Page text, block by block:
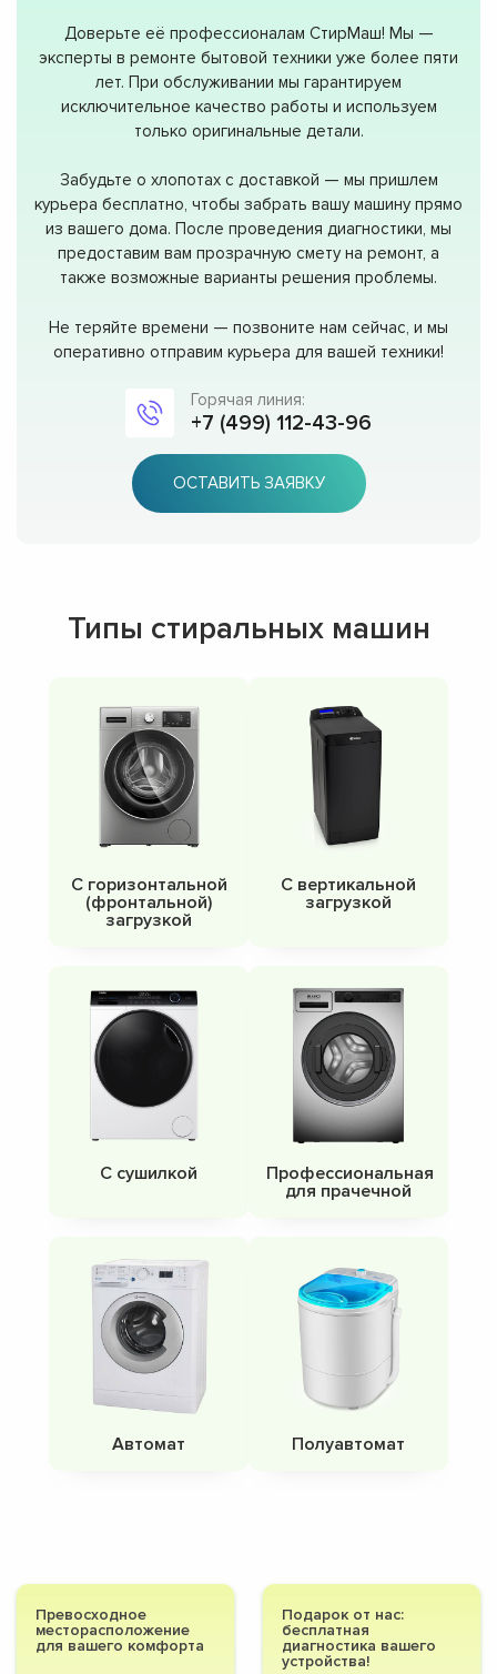
Доверьте её профессионалам СтирМаш! Мы —
эксперты в ремонте бытовой техники уже более пяти
лет. При обслуживании мы гарантируем
исключительное качество работы и используем
только оригинальные детали.
Забудьте о хлопотах с доставкой — мы пришлем
курьера бесплатно, чтобы забрать вашу машину прямо
из вашего дома. После проведения диагностики, мы
предоставим вам прозрачную смету на ремонт, а
также возможные варианты решения проблемы.
Не теряйте времени — позвоните нам сейчас, и мы
оперативно отправим курьера для вашей техники!
Горячая линия:
+7 (499) 112-43-96
ОСТАВИТЬ ЗАЯВКУ
Типы стиральных машин
С горизонтальной
(фронтальной)
загрузкой
С вертикальной
загрузкой
С сушилкой
Профессиональная
для прачечной
Автомат Полуавтомат
Превосходное
месторасположение
для вашего комфорта
Подарок от нас:
бесплатная
диагностика вашего
устройства!